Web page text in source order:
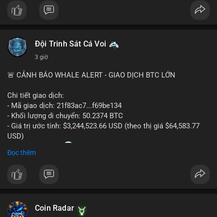
#bitcoin #cryptosecurity #btc
#vlikevn #titanbot
📰 Nguồn: Cointelegraph
Đội Trinh Sát Cá Voi
3 giờ
🚨 CẢNH BÁO WHALE ALERT - GIAO DỊCH BTC LỚN
Chi tiết giao dịch:
- Mã giao dịch: 21f83ac7...f69be134
- Khối lượng di chuyển: 50.2374 BTC
- Giá trị ước tính: $3,244,523.66 USD (theo thị giá $64,583.77
USD)
- Thời gian: 01:20
Nhận định phân tích: Giao dịch 50.2374 BTC trị giá hơn 3.24
triệu USD được phát hiện trong mempool, chưa được xác
nhận. Với quy mô này, khả năng cao cá voi đang thực hiện
động bán tháo. Tuy nhiên, nếu dòng tiền này hướng về ví sàn
Đọc thêm
Coin Radar